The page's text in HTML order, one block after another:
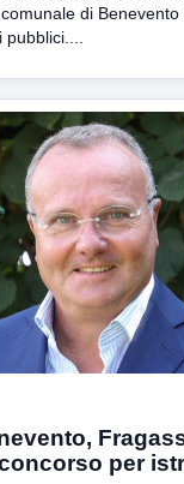
di
per